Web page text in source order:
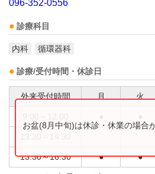
096-352-0556
診療科目
内科 循環器科
診療/受付時間・休診日
外来受付時間 月 火
13:30～16:30 ● ●
お盆(8月中旬)は休診・休業の場合